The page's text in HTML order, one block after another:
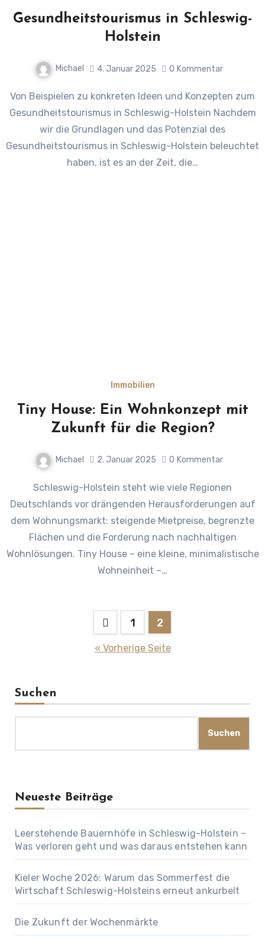
Gesundheitstourismus in Schleswig-
Holstein
Michael 4. Januar 2025 0 Kommentar
Von Beispielen zu konkreten Ideen und Konzepten zum
Gesundheitstourismus in Schleswig-Holstein Nachdem
wir die Grundlagen und das Potenzial des
Gesundheitstourismus in Schleswig-Holstein beleuchtet
haben, ist es an der Zeit, die…
Immobilien
Tiny House: Ein Wohnkonzept mit
Zukunft für die Region?
Michael 2. Januar 2025 0 Kommentar
Schleswig-Holstein steht wie viele Regionen
Deutschlands vor drängenden Herausforderungen auf
dem Wohnungsmarkt: steigende Mietpreise, begrenzte
Flächen und die Forderung nach nachhaltigen
Wohnlösungen. Tiny House – eine kleine, minimalistische
Wohneinheit –…
Seitennummerierung
1 2
« Vorherige Seite
Suchen
Suchen
Neueste Beiträge
Leerstehende Bauernhöfe in Schleswig-Holstein –
Was verloren geht und was daraus entstehen kann
Kieler Woche 2026: Warum das Sommerfest die
Wirtschaft Schleswig-Holsteins erneut ankurbelt
Die Zukunft der Wochenmärkte